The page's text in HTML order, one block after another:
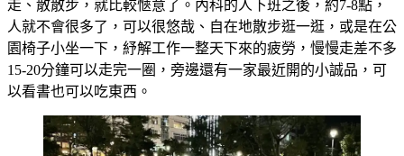
走、散散步，就比較愜意了。內科的人下班之後，約7-8點，
人就不會很多了，可以很悠哉、自在地散步逛一逛，或是在公
園椅子小坐一下，紓解工作一整天下來的疲勞，慢慢走差不多
15-20分鐘可以走完一圈，旁邊還有一家最近開的小誠品，可
以看書也可以吃東西。